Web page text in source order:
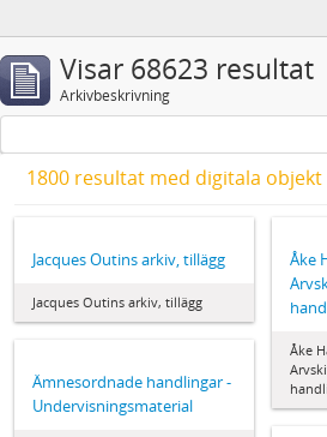
Visar 68623 resultat
Arkivbeskrivning
1800 resultat med digitala objekt
Jacques Outins arkiv, tillägg
Jacques Outins arkiv, tillägg
Åke
Åke
Ämnesordnade handlingar -
Undervisningsmaterial